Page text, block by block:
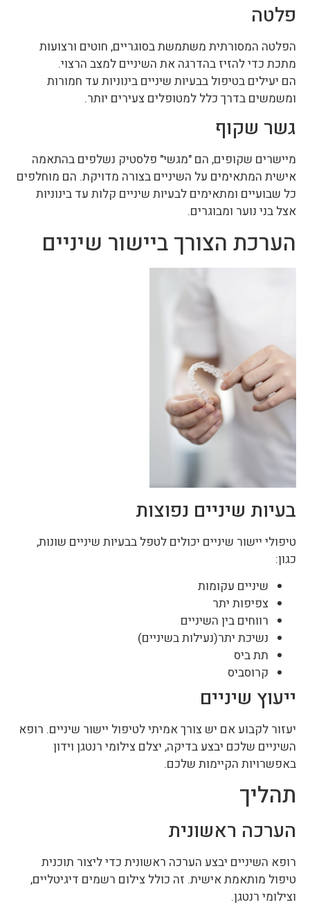
פלטה
הפלטה המסורתית משתמשת בסוגריים, חוטים ורצועות
מתכת כדי להזיז בהדרגה את השיניים למצב הרצוי.
הם יעילים בטיפול בבעיות שיניים בינוניות עד חמורות
ומשמשים בדרך כלל למטופלים צעירים יותר.
גשר שקוף
מיישרים שקופים, הם "מגשי" פלסטיק נשלפים בהתאמה
אישית המתאימים על השיניים בצורה מדויקת. הם מוחלפים
כל שבועיים ומתאימים לבעיות שיניים קלות עד בינוניות
אצל בני נוער ומבוגרים.
הערכת הצורך ביישור שיניים
בעיות שיניים נפוצות
טיפולי יישור שיניים יכולים לטפל בבעיות שיניים שונות,
כגון:
שיניים עקומות
צפיפות יתר
רווחים בין השיניים
נשיכת יתר(נעילות בשיניים)
תת ביס
קרוסביס
ייעוץ שיניים
יעזור לקבוע אם יש צורך אמיתי לטיפול יישור שיניים. רופא
השיניים שלכם יבצע בדיקה, יצלם צילומי רנטגן וידון
באפשרויות הקיימות שלכם.
תהליך
הערכה ראשונית
רופא השיניים יבצע הערכה ראשונית כדי ליצור תוכנית
טיפול מותאמת אישית. זה כולל צילום רשמים דיגיטליים,
וצילומי רנטגן.